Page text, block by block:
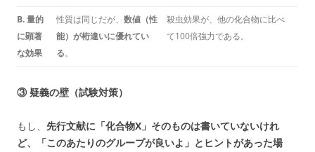
B. 量的
に顕著
な効果
性質は同じだが、 数値（性
能）が桁違いに優れてい
る。
殺虫効果が、他の化合物に比べ
て100倍強力である。
③ 疑義の壁（試験対策）
もし、 先行文献に「化合物X」そのものは書いていないけれ
ど、「このあたりのグループが良いよ」とヒントがあった場